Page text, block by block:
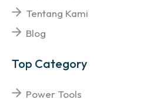
Tentang Kami
Blog
Top Category
Power Tools